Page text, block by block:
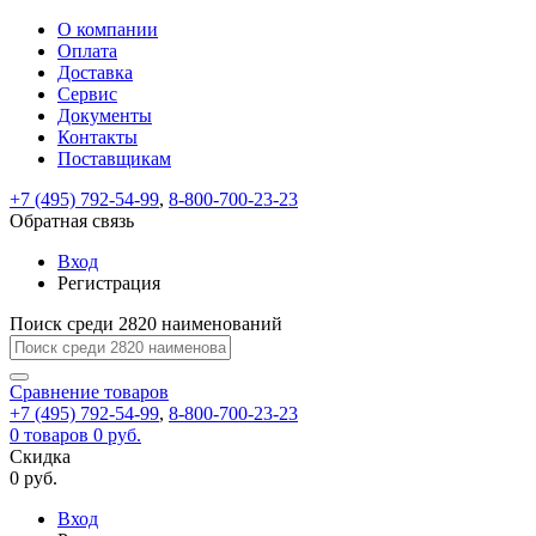
ВходРегистрация
Только
test@example.com
отправлена
по
ней
для
регистрации.
Ок
Только
Запомнить
меня
Забыли
Восстановление
пароля
Заполните
форму.
Мы
отправим
ссылку
на
указанный
электронный
адрес,
перейдя
по
которой
вы
новый
На
вашу
test@test.ru
отправлена
ссылка.
Перейдите
по
для
смены
пароля.
Введите
новый
пароль
Сменить
Пароль
успешно
Войти
Обратная
связь
Сообщение
пользовательского
соглашения
Ваше
сообщение
успешно
О компании
Оплата
Доставка
Сервис
Документы
Контакты
Поставщикам
+7 (495) 792-54-99, 8-800-700-23-23
Обратная связь
Вход
Регистрация
Поиск среди 2820 наименований
Сравнение товаров
+7 (495) 792-54-99, 8-800-700-23-23
0 товаров 0 руб.
Скидка
0 руб.
Вход